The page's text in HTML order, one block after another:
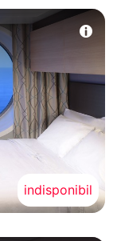
indisponibil